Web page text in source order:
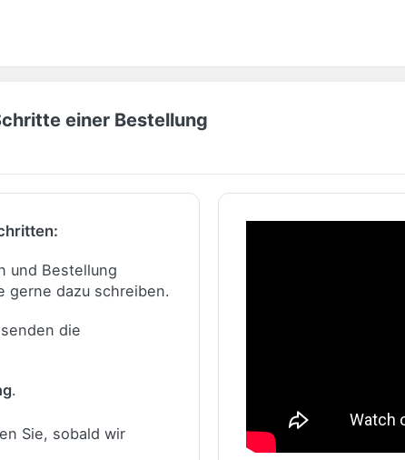
einer Bestellung
und Bestellung
gerne dazu schreiben.
die
.
Sie, sobald wir